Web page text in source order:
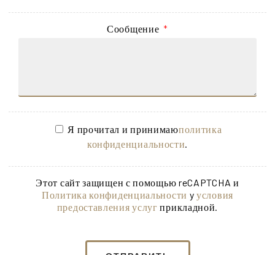
Сообщение
Я прочитал и принимаюполитика
конфиденциальности.
Этот сайт защищен с помощью reCAPTCHA и
Политика конфиденциальности yусловия
предоставления услуг прикладной.